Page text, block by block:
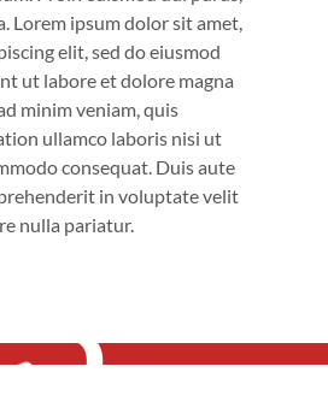
Lorem ipsum dolor sit amet,
elit, sed do eiusmod
ut labore et dolore magna
minim veniam, quis
ullamco laboris nisi ut
consequat. Duis aute
in voluptate velit
nulla pariatur.
3